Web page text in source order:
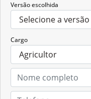
Versão escolhida
Cargo